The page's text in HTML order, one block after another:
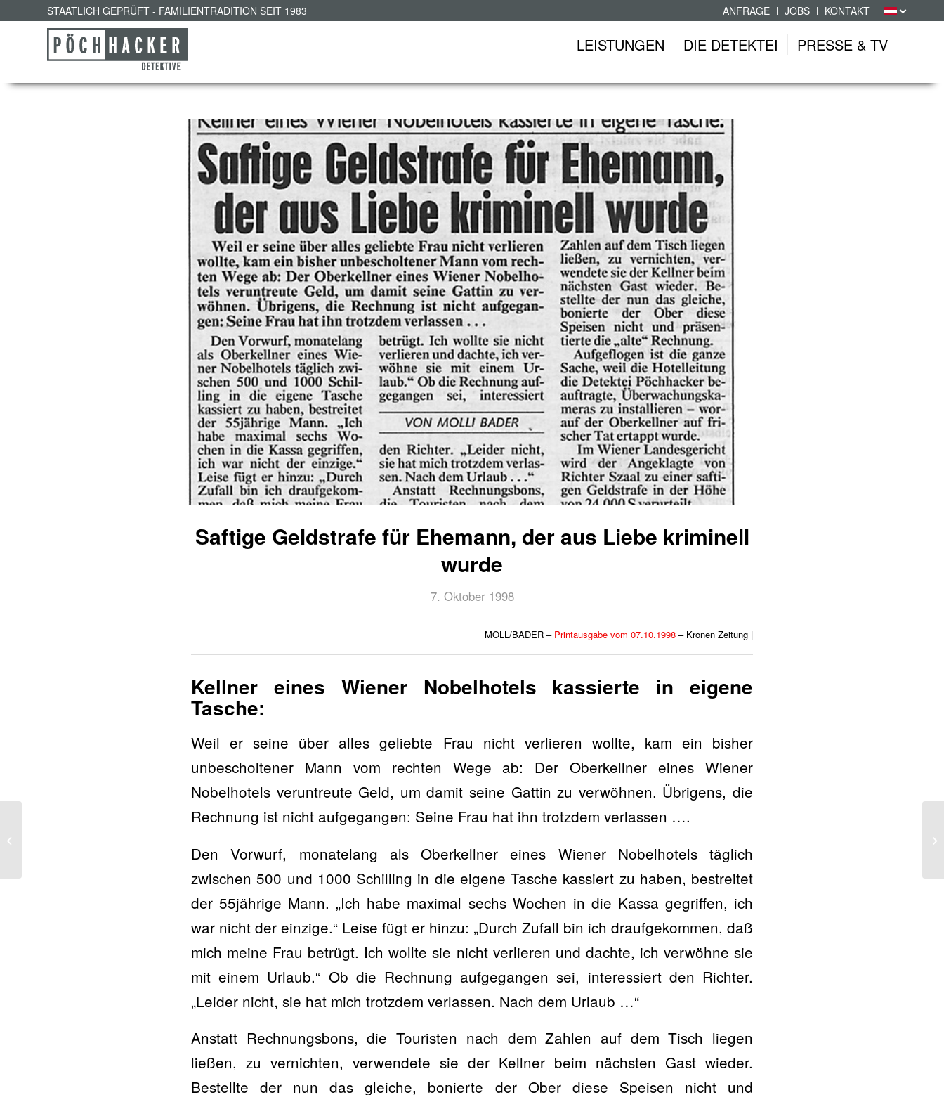
ANFRAGE JOBS KONTAKT
STAATLICH GEPRÜFT - FAMILIENTRADITION SEIT 1983
LEISTUNGEN DIE DETEKTEI PRESSE & TV
Saftige Geldstrafe für Ehemann, der aus Liebe kriminell
wurde
7. Oktober 1998
MOLL/BADER – Printausgabe vom 07.10.1998 – Kronen Zeitung |
Kellner eines Wiener Nobelhotels kassierte in eigene
Tasche:
Weil er seine über alles geliebte Frau nicht verlieren wollte, kam ein bisher
unbescholtener Mann vom rechten Wege ab: Der Oberkellner eines Wiener
Nobelhotels veruntreute Geld, um damit seine Gattin zu verwöhnen. Übrigens, die
Rechnung ist nicht aufgegangen: Seine Frau hat ihn trotzdem verlassen ….
Den Vorwurf, monatelang als Oberkellner eines Wiener Nobelhotels täglich
zwischen 500 und 1000 Schilling in die eigene Tasche kassiert zu haben, bestreitet
der 55jährige Mann. „Ich habe maximal sechs Wochen in die Kassa gegriffen, ich
war nicht der einzige.“ Leise fügt er hinzu: „Durch Zufall bin ich draufgekommen, daß
mich meine Frau betrügt. Ich wollte sie nicht verlieren und dachte, ich verwöhne sie
mit einem Urlaub.“ Ob die Rechnung aufgegangen sei, interessiert den Richter.
„Leider nicht, sie hat mich trotzdem verlassen. Nach dem Urlaub …“
Anstatt Rechnungsbons, die Touristen nach dem Zahlen auf dem Tisch liegen
ließen, zu vernichten, verwendete sie der Kellner beim nächsten Gast wieder.
Bestellte der nun das gleiche, bonierte der Ober diese Speisen nicht und